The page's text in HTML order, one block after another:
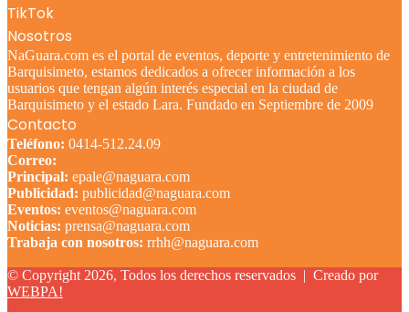
TikTok
Nosotros
NaGuara.com es el portal de eventos, deporte y entretenimiento de
Barquisimeto, estamos dedicados a ofrecer información a los
usuarios que tengan algún interés especial en la ciudad de
Barquisimeto y el estado Lara. Fundado en Septiembre de 2009
Contacto
Teléfono: 0414-512.24.09
Correo:
Principal: epale@naguara.com
Publicidad: publicidad@naguara.com
Eventos: eventos@naguara.com
Noticias: prensa@naguara.com
Trabaja con nosotros: rrhh@naguara.com
© Copyright 2026, Todos los derechos reservados | Creado por
WEBPA!